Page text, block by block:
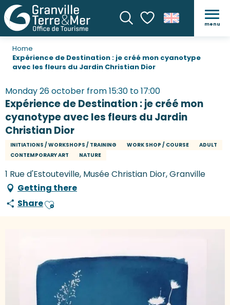
SearchVoir les favoris
menu
Home
Expérience de Destination : je créé mon cyanotype
avec les fleurs du Jardin Christian Dior
Monday 26 october from 15:30 to 17:00
Expérience de Destination : je créé mon
cyanotype avec les fleurs du Jardin
Christian Dior
INITIATIONS / WORKSHOPS / TRAINING WORK SHOP / COURSE
ADULT
CONTEMPORARY ART
NATURE
1 Rue d'Estouteville, Musée Christian Dior, Granville
Getting there
ShareAjouter aux favoris